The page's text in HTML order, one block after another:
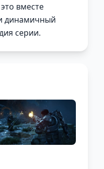
вместе
динамичный
серии.